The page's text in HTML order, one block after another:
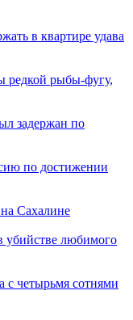
в квартире удава
редкой рыбы-фугу,
задержан по
по достижении
Сахалине
убийстве любимого
с четырьмя сотнями